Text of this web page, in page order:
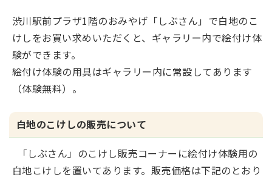
渋川駅前プラザ1階のおみやげ「しぶさん」で白地のこ
けしをお買い求めいただくと、ギャラリー内で絵付け体
験ができます。
絵付け体験の用具はギャラリー内に常設してあります
（体験無料）。
白地のこけしの販売について
「しぶさん」のこけし販売コーナーに絵付け体験用の
白地こけしを置いてあります。販売価格は下記のとおり